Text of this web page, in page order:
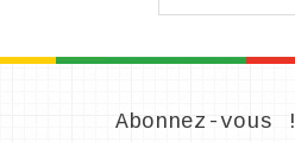
Abonnez-vous !